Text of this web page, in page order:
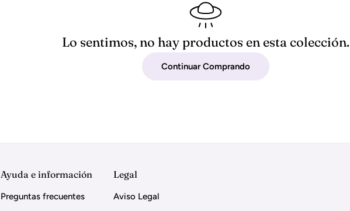
Lo sentimos, no hay productos en esta colección.
Continuar Comprando
Ayuda e información
Preguntas frecuentes
Legal
Aviso Legal